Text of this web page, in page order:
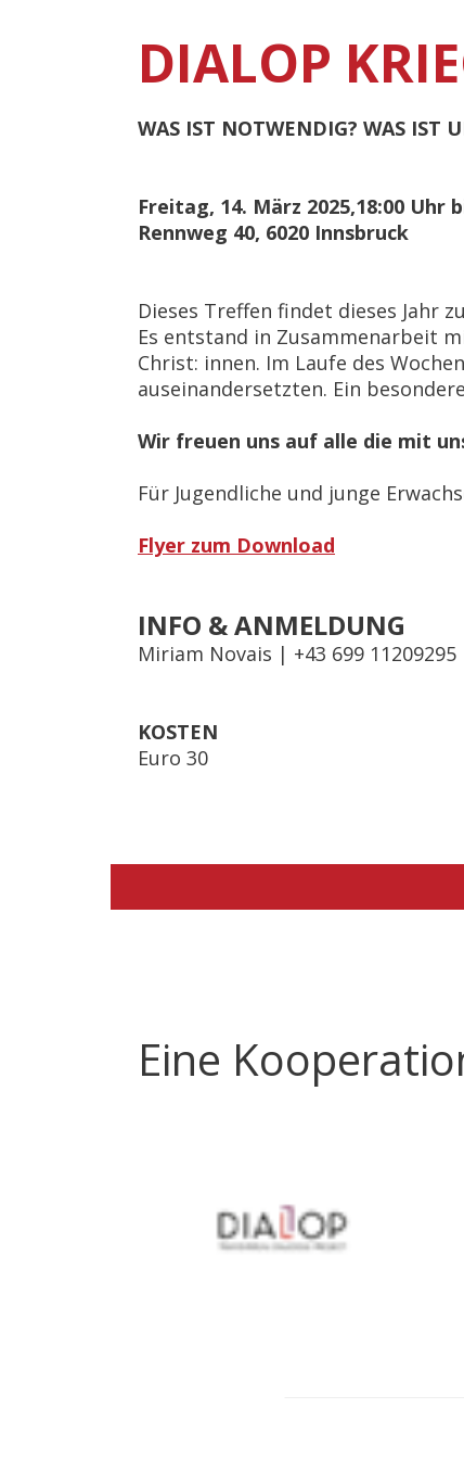
DIALOP
WAS IST NOTWENDIG? WAS IST
Freitag, 14. März 2025,18:00 Uhr
Rennweg 40, 6020 Innsbruck
Dieses Treffen findet dieses Jahr
Es entstand in Zusammenarbeit
Christ: innen. Im Laufe des
auseinandersetzten. Ein
Wir freuen uns auf alle die mit
Für Jugendliche und junge
Flyer zum Download
INFO & ANMELDUNG
Miriam Novais | +43 699 11209295
KOSTEN
Euro 30
Eine